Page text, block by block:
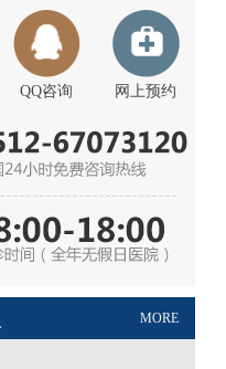
QQ咨询 网上预约
MORE